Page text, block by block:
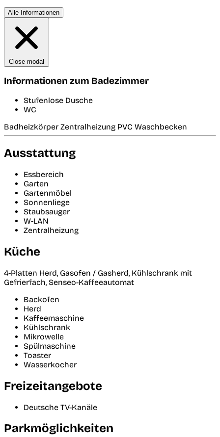
Alle Informationen
Close modal
Informationen zum Badezimmer
Stufenlose Dusche
WC
Badheizkörper Zentralheizung PVC Waschbecken
Ausstattung
Essbereich
Garten
Gartenmöbel
Sonnenliege
Staubsauger
W-LAN
Zentralheizung
Küche
4-Platten Herd, Gasofen / Gasherd, Kühlschrank mit
Gefrierfach, Senseo-Kaffeeautomat
Backofen
Herd
Kaffeemaschine
Kühlschrank
Mikrowelle
Spülmaschine
Toaster
Wasserkocher
Freizeitangebote
Deutsche TV-Kanäle
Parkmöglichkeiten